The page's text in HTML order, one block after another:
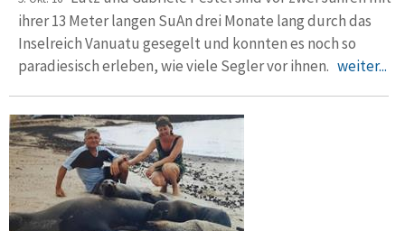
ihrer 13 Meter langen SuAn drei Monate lang durch das
Inselreich Vanuatu gesegelt und konnten es noch so
paradiesisch erleben, wie viele Segler vor ihnen. weiter...